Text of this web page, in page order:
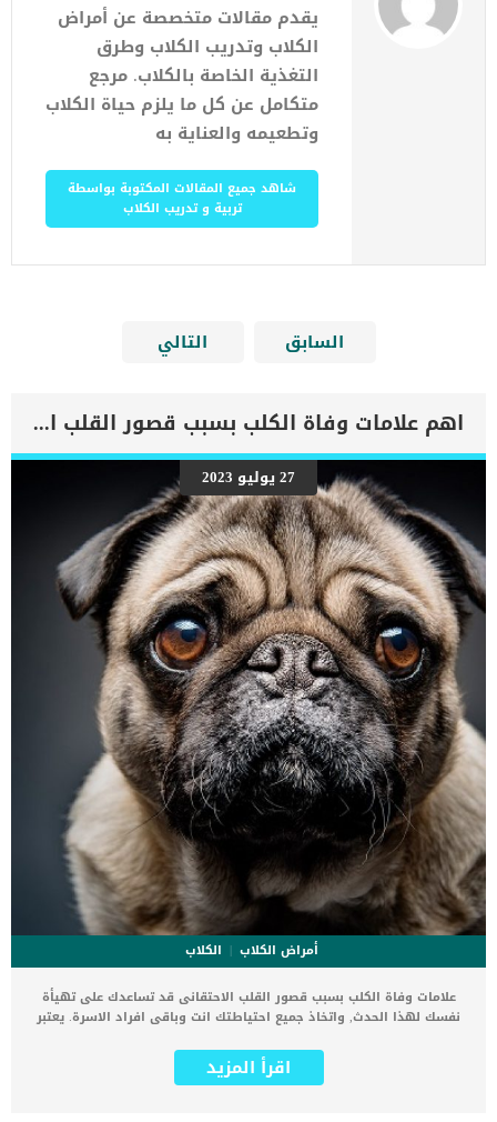
يقدم مقالات متخصصة عن أمراض
الكلاب وتدريب الكلاب وطرق
التغذية الخاصة بالكلاب. مرجع
متكامل عن كل ما يلزم حياة الكلاب
وتطعيمه والعناية به
شاهد جميع المقالات المكتوبة بواسطة
تربية و تدريب الكلاب
السابق التالي
اهم علامات وفاة الكلب بسبب قصور القلب الاحتقانى
27 يوليو 2023
أمراض الكلاب
الكلاب
علامات وفاة الكلب بسبب قصور القلب الاحتقانى قد تساعدك على تهيأة
نفسك لهذا الحدث, واتخاذ جميع احتياطتك انت وباقى افراد الاسرة. يعتبر
يتعرض لها جميع الكائنات الحية بما فى ذلك الكلاب والقطط. كما ان القلب
يعتبر عضوا رئيسيا فى جسم الكلاب, واى قصور به يعتبر قصور فى باقى
اقرأ المزيد